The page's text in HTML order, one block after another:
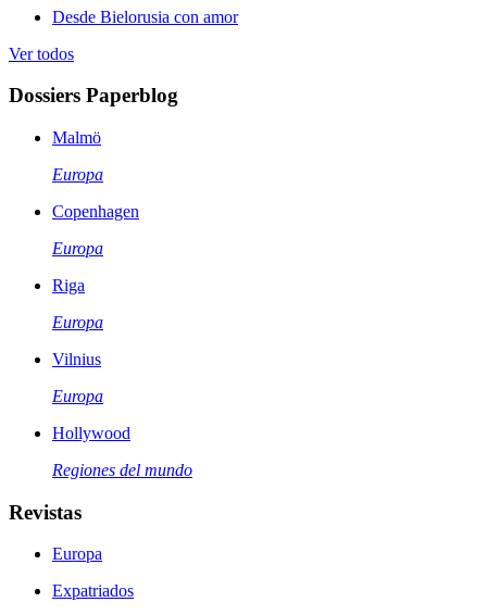
Desde Bielorusia con amor
Ver todos
Dossiers Paperblog
Malmö
Europa
Copenhagen
Europa
Riga
Europa
Vilnius
Europa
Hollywood
Regiones del mundo
Revistas
Europa
Expatriados